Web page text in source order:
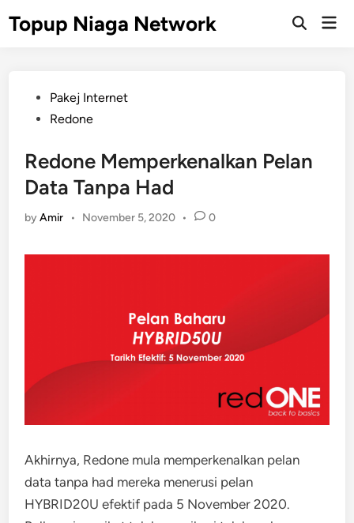
Topup Niaga Network
Open
PostedPakej Internet
Redone
Redone Memperkenalkan Pelan
Data Tanpa Had
byAmir • November 5, 2020 • 0
Akhirnya, Redone mula memperkenalkan pelan
data tanpa had mereka menerusi pelan
HYBRID20U efektif pada 5 November 2020.